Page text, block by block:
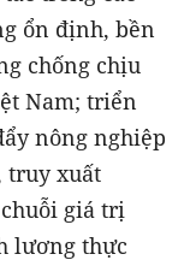
ổn định, bền
chống chịu
Nam; triển
nông nghiệp
truy xuất
giá trị
lương thực